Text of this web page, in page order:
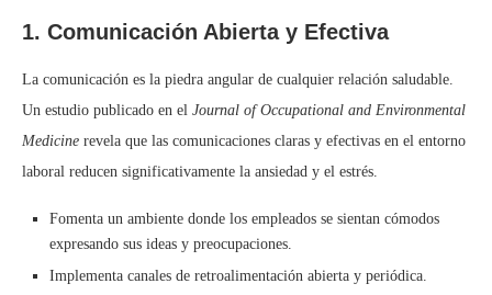
1. Comunicación Abierta y Efectiva
La comunicación es la piedra angular de cualquier relación saludable.
Un estudio publicado en el Journal of Occupational and Environmental
Medicine revela que las comunicaciones claras y efectivas en el entorno
laboral reducen significativamente la ansiedad y el estrés.
Fomenta un ambiente donde los empleados se sientan cómodos
expresando sus ideas y preocupaciones.
Implementa canales de retroalimentación abierta y periódica.